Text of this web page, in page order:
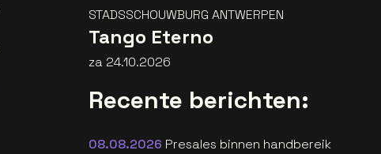
STADSSCHOUWBURG ANTWERPEN
Tango Eterno
za 24.10.2026
Recente berichten:
08.08.2026 Presales binnen handbereik